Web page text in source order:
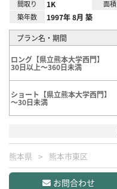
間取り 1K 面積
築年数 1997年 8月 築
プラン名・期間
ロング【県立熊本大学西門】
30日以上～360日未満
ショート【県立熊本大学西門】
～30日未満
熊本県 熊本市東区
お問合わせ